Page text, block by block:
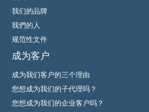
我们的品牌
我們的人
规范性文件
成为客户
成为我们客户的三个理由
您想成为我们的子代理吗？
您想成为我们的企业客户吗？